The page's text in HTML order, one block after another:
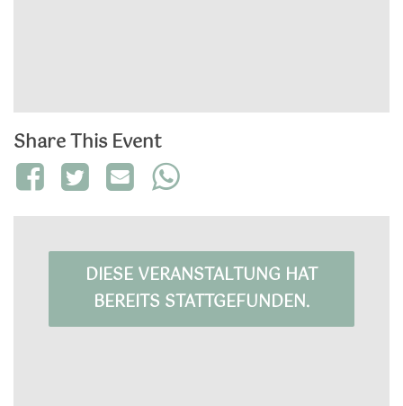
Share This Event
DIESE VERANSTALTUNG HAT
BEREITS STATTGEFUNDEN.